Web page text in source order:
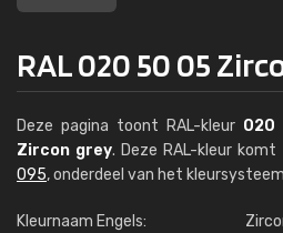
RAL 020 50 05
Deze pagina toont RAL-kleur 020
Zircon grey. Deze RAL-kleur
095, onderdeel van het kleursysteem
Kleurnaam Engels: